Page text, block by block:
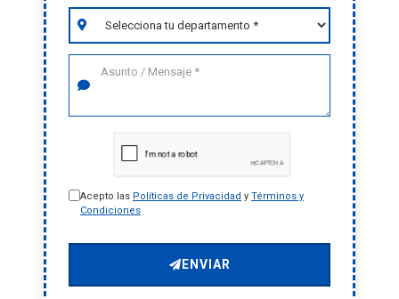
Acepto las Políticas de Privacidad y Términos y
Condiciones
ENVIAR